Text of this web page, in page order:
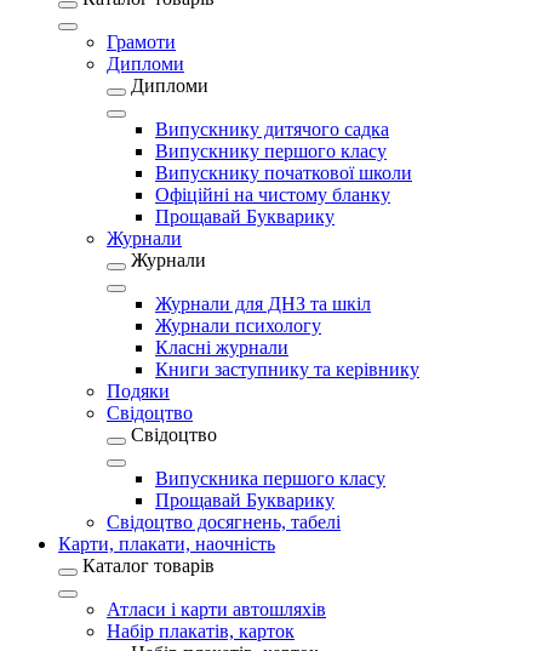
Грамоти
Дипломи
Дипломи
Випускнику дитячого садка
Випускнику першого класу
Випускнику початкової школи
Офіційні на чистому бланку
Прощавай Букварику
Журнали
Журнали
Журнали для ДНЗ та шкіл
Журнали психологу
Класні журнали
Книги заступнику та керівнику
Подяки
Свідоцтво
Свідоцтво
Випускника першого класу
Прощавай Букварику
Свідоцтво досягнень, табелі
Карти, плакати, наочність
Каталог товарів
Атласи і карти автошляхів
Набір плакатів, карток